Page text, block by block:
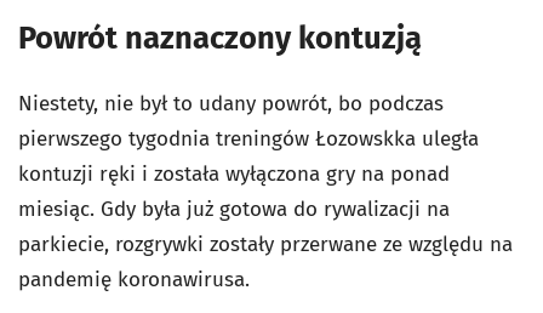
Powrót naznaczony kontuzją
Niestety, nie był to udany powrót, bo podczas
pierwszego tygodnia treningów Łozowskka uległa
kontuzji ręki i została wyłączona gry na ponad
miesiąc. Gdy była już gotowa do rywalizacji na
parkiecie, rozgrywki zostały przerwane ze względu na
pandemię koronawirusa.